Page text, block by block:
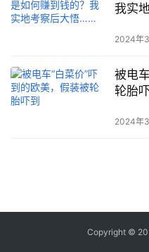
我实
2024年
被电
轮胎
2024年
Copyright ©